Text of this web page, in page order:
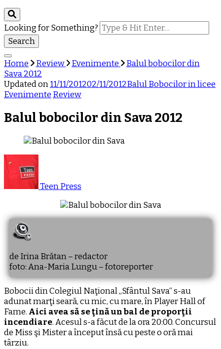
Looking for Something?
Home Review Evenimente
Balul bobocilor din
Sava 2012
Updated on11/11/201202/11/2012Balul Bobocilor in licee
Evenimente Review
Balul bobocilor din Sava 2012
Teen Press
de Irina Brătan – redactor
foto: Ana-Maria Lungu – fotoreporter
Bobocii din Colegiul Naţional „Sfântul Sava“ s-au
adunat marţi seară, cu mic, cu mare, în Player Hall of
Fame. Aici avea să se ţină un bal de proporţii
incendiare. Acesul s-a făcut de la ora 20:00. Concursul
de Miss şi Mister a început însă cu peste o oră mai
târziu.